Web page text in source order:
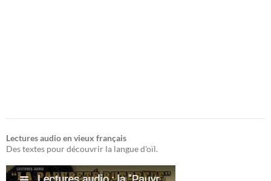
Lectures audio en vieux français
Des textes pour découvrir la langue d'oïl.